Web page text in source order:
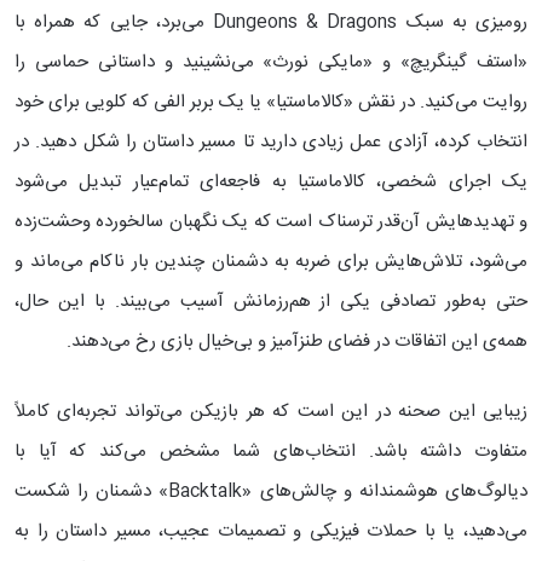
رومیزی به سبک Dungeons & Dragons می‌برد، جایی که همراه با
«استف گینگریچ» و «مایکی نورث» می‌نشینید و داستانی حماسی را
روایت می‌کنید. در نقش «کالاماستیا» یا یک بربر الفی که کلویی برای خود
انتخاب کرده، آزادی عمل زیادی دارید تا مسیر داستان را شکل دهید. در
یک اجرای شخصی، کالاماستیا به فاجعه‌ای تمام‌عیار تبدیل می‌شود
و تهدیدهایش آن‌قدر ترسناک است که یک نگهبان سالخورده وحشت‌زده
می‌شود، تلاش‌هایش برای ضربه به دشمنان چندین بار ناکام می‌ماند و
حتی به‌طور تصادفی یکی از هم‌رزمانش آسیب می‌بیند. با این حال،
همه‌ی این اتفاقات در فضای طنزآمیز و بی‌خیال بازی رخ می‌دهند.
زیبایی این صحنه در این است که هر بازیکن می‌تواند تجربه‌ای کاملاً
متفاوت داشته باشد. انتخاب‌های شما مشخص می‌کند که آیا با
دیالوگ‌های هوشمندانه و چالش‌های «Backtalk» دشمنان را شکست
می‌دهید، یا با حملات فیزیکی و تصمیمات عجیب، مسیر داستان را به